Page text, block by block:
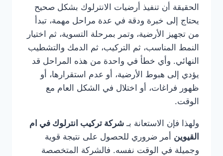
الحقيقة أن تنفيذ أرضيات الانترلوك بشكل صحيح
يحتاج إلى خبرة ودقة في عدة مراحل مهمة، تبدأ
من تجهيز الأرضية، وتمر بمرحلة التسوية، ثم اختيار
النمط المناسب، ثم التركيب، ثم الدمك والتشطيب
النهائي. وأي خطأ في واحدة من هذه المراحل قد
يؤدي إلى هبوط الأرضية، أو عدم استقرارها، أو
ظهور فراغات، أو اختلال في الشكل العام مع
الوقت.
ولهذا فإن الاستعانة بـ شركة تركيب انترلوك في ام
القيوين أمر ضروري للحصول على نتيجة قوية
وجميلة في الوقت نفسه. فالشركة المتخصصة